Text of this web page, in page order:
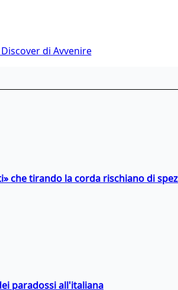
di Avvenire
che tirando la corda rischiano di
paradossi all'italiana